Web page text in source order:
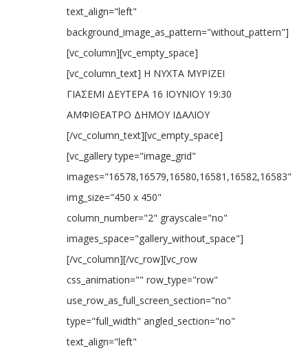
text_align="left"
background_image_as_pattern="without_pattern"]
[vc_column][vc_empty_space]
[vc_column_text] Η ΝΥΧΤΑ ΜΥΡΙΖΕΙ
ΓΙΑΣΕΜΙ ΔΕΥΤΕΡΑ 16 ΙΟΥΝΙΟΥ 19:30
ΑΜΦΙΘΕΑΤΡΟ ΔΗΜΟΥ ΙΔΑΛΙΟΥ
[/vc_column_text][vc_empty_space]
[vc_gallery type="image_grid"
images="16578,16579,16580,16581,16582,16583"
img_size="450 x 450"
column_number="2" grayscale="no"
images_space="gallery_without_space"]
[/vc_column][/vc_row][vc_row
css_animation="" row_type="row"
use_row_as_full_screen_section="no"
type="full_width" angled_section="no"
text_align="left"